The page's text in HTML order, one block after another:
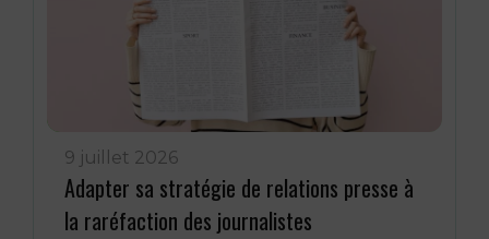
9 juillet 2026
Adapter sa stratégie de relations presse à
la raréfaction des journalistes